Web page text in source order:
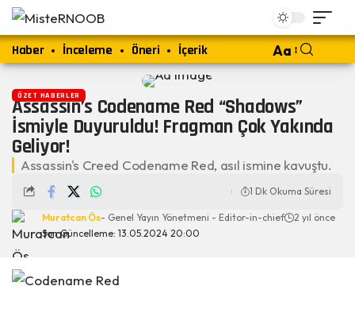
Haber İnceleme Öneri İçerik Aa
ÖZET HABERLER
Assassin’s Codename Red “Shadows”
İsmiyle Duyuruldu! Fragman Çok Yakında
Geliyor!
Assassin's Creed Codename Red, asıl ismine kavuştu.
Son Güncelleme: 13.05.2024 20:00
Muratcan Ös- Genel Yayın Yönetmeni - Editor-in-chief 2 yıl önce
1 Dk Okuma Süresi